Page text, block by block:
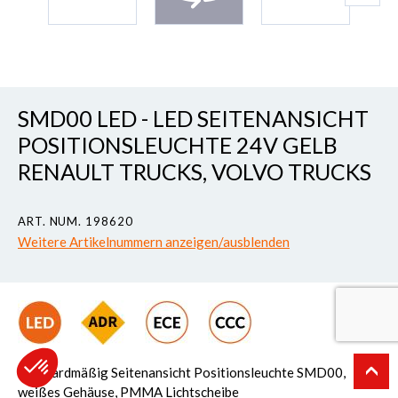
SMD00 LED - LED SEITENANSICHT
POSITIONSLEUCHTE 24V GELB
RENAULT TRUCKS, VOLVO TRUCKS
ART. NUM. 198620
Weitere Artikelnummern anzeigen/ausblenden
Standardmäßig Seitenansicht Positionsleuchte SMD00,
weißes Gehäuse, PMMA Lichtscheibe